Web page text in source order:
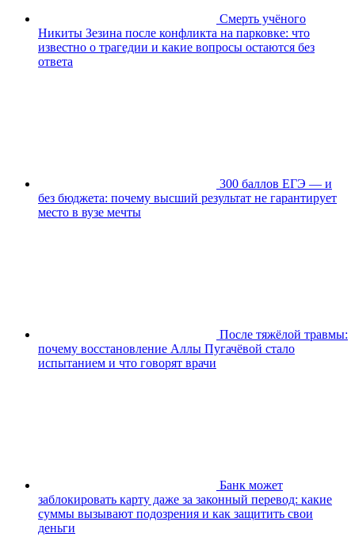
Смерть учёного
Никиты Зезина после конфликта на парковке: что
известно о трагедии и какие вопросы остаются без
ответа
300 баллов ЕГЭ — и
без бюджета: почему высший результат не гарантирует
место в вузе мечты
После тяжёлой травмы:
почему восстановление Аллы Пугачёвой стало
испытанием и что говорят врачи
Банк может
заблокировать карту даже за законный перевод: какие
суммы вызывают подозрения и как защитить свои
деньги